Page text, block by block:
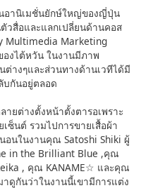
อานิเมชั่นยักษ์ใหญ่ของญี่ปุ่น
วสื่อและแลกเปลี่ยนด้านคอส
Multimedia Marketing
องไต้หวัน ในงานมีภาพ
ต่างๆและส่วนทางด้านเวทีได้มี
บกันอยู่ตลอด
ยต่างตั้งหน้าตั้งตารอเพราะ
ซ็นต์ รวมไปการขายเสื้อผ้า
อนในงานคุณ Satoshi Shiki ผู้
in the Brilliant Blue ,คุณ
, คุณ KANAME☆ และคุณ
ดูกันว่าในงานนี้เขามีการแต่ง